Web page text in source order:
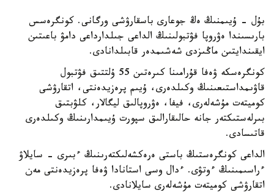
بۇل - ۇيىمنىڭ ەڭ جوعارى باسقارۋشى ورگانى. كونگرەسس
بارىسىندا ەۋروپا فۋتبولىنىڭ الداعى جىلدارداعى دامۋ باعىتىن
ايقىندايتىن ماڭىزدى شەشىمدەر قابىلدانادى.
كونگرەسكە ۋەفا قۇرامىنا كىرەتىن 55 ۇلتتىق فۋتبول
قاۋىمداستىعىنىڭ وكىلدەرى، ۇيىم پرەزيدەنتى، اتقارۋشى
كوميتەت مۇشەلەرى، فيفا، ەۋروپالىق ليگالار، كلۋبتىق
بىرلەستىكتەر جانە حالىقارالىق سپورت ۇيىمدارىنىڭ وكىلدەرى
قاتىسادى.
الداعى كونگرەستىڭ باستى ەرەكشەلىكتەرىنىڭ ءبىرى - سايلاۋ
ءراسىمىنىڭ ءوتۋى. ءدال وسى استانادا ۋەفا پرەزيدەنتى مەن
اتقارۋشى كوميتەت مۇشەلەرى سايلانادى.